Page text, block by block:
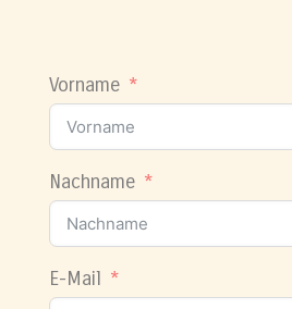
Vorname
Nachname
E-Mail